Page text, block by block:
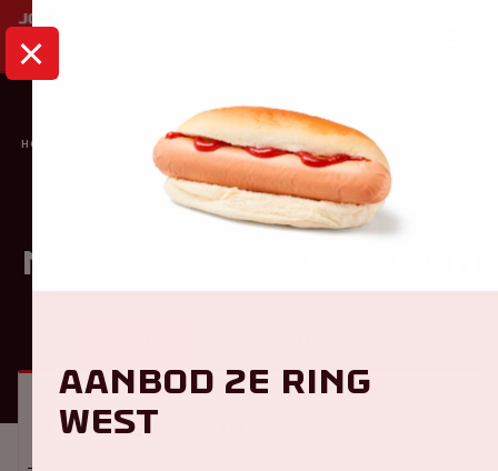
HOME NEDERLAND - LITOUWEN
Oranje
Nederland - Litouwen
Locatie en tijd
Aanbod 2e ring
West